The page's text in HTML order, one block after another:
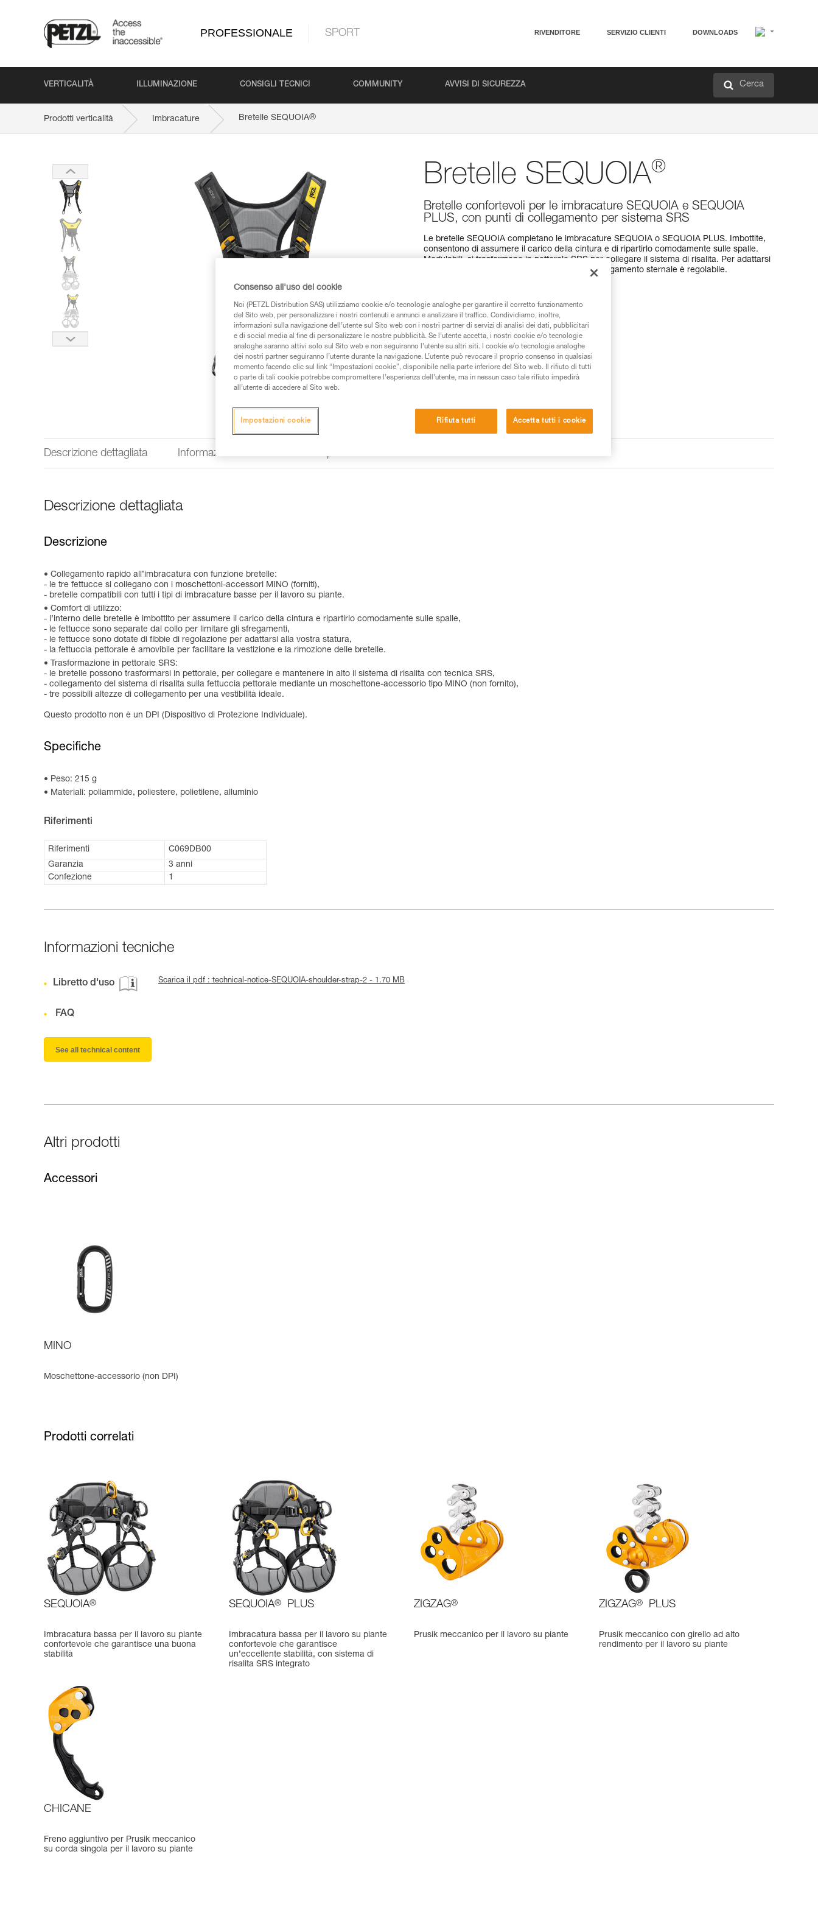
PROFESSIONALE SPORT RIVENDITORE SERVIZIO CLIENTI DOWNLOADS
VERTICALITÀ ILLUMINAZIONE CONSIGLI TECNICI COMMUNITY AVVISI DI SICUREZZA Cerca
Prodotti verticalità Imbracature Bretelle SEQUOIA®
Bretelle SEQUOIA®
Bretelle confortevoli per le imbracature SEQUOIA e SEQUOIA
PLUS, con punti di collegamento per sistema SRS
Le bretelle SEQUOIA completano le imbracature SEQUOIA o SEQUOIA PLUS. Imbottite,
consentono di assumere il carico della cintura e di ripartirlo comodamente sulle spalle.
Modulabili, si trasformano in pettorale SRS per collegare il sistema di risalita. Per adattarsi
al meglio alla vostra morfologia, l’altezza di collegamento sternale è regolabile.
Trova un rivenditore
Descrizione dettagliata Informazioni tecniche Altri prodotti
Descrizione dettagliata
Descrizione
Collegamento rapido all’imbracatura con funzione bretelle:
- le tre fettucce si collegano con i moschettoni-accessori MINO (forniti),
- bretelle compatibili con tutti i tipi di imbracature basse per il lavoro su piante.
Comfort di utilizzo:
- l’interno delle bretelle è imbottito per assumere il carico della cintura e ripartirlo comodamente sulle spalle,
- le fettucce sono separate dal collo per limitare gli sfregamenti,
- le fettucce sono dotate di fibbie di regolazione per adattarsi alla vostra statura,
- la fettuccia pettorale è amovibile per facilitare la vestizione e la rimozione delle bretelle.
Trasformazione in pettorale SRS:
- le bretelle possono trasformarsi in pettorale, per collegare e mantenere in alto il sistema di risalita con tecnica SRS,
- collegamento del sistema di risalita sulla fettuccia pettorale mediante un moschettone-accessorio tipo MINO (non fornito),
- tre possibili altezze di collegamento per una vestibilità ideale.
Questo prodotto non è un DPI (Dispositivo di Protezione Individuale).
Specifiche
Peso: 215 g
Materiali: poliammide, poliestere, polietilene, alluminio
Riferimenti
Riferimenti
C069DB00
Garanzia
3 anni
Confezione
1
Informazioni tecniche
Libretto d'uso Scarica il pdf : technical-notice-SEQUOIA-shoulder-strap-2 - 1.70 MB
FAQ
See all technical content
Altri prodotti
Accessori
MINO
Moschettone-accessorio (non DPI)
Prodotti correlati
SEQUOIA®
Imbracatura bassa per il lavoro su piante
confortevole che garantisce una buona
stabilità
SEQUOIA® PLUS
Imbracatura bassa per il lavoro su piante
confortevole che garantisce
un’eccellente stabilità, con sistema di
risalita SRS integrato
ZIGZAG®
Prusik meccanico per il lavoro su piante
ZIGZAG® PLUS
Prusik meccanico con girello ad alto
rendimento per il lavoro su piante
CHICANE
Freno aggiuntivo per Prusik meccanico
su corda singola per il lavoro su piante
Consenso all'uso dei cookie
Noi (PETZL Distribution SAS) utilizziamo cookie e/o tecnologie analoghe per garantire il corretto funzionamento
del Sito web, per personalizzare i nostri contenuti e annunci e analizzare il traffico. Condividiamo, inoltre,
informazioni sulla navigazione dell’utente sul Sito web con i nostri partner di servizi di analisi dei dati, pubblicitari
e di social media al fine di personalizzare le nostre pubblicità. Se l’utente accetta, i nostri cookie e/o tecnologie
analoghe saranno attivi solo sul Sito web e non seguiranno l’utente su altri siti. I cookie e/o tecnologie analoghe
dei nostri partner seguiranno l’utente durante la navigazione. L’utente può revocare il proprio consenso in qualsiasi
momento facendo clic sul link “Impostazioni cookie”, disponibile nella parte inferiore del Sito web. Il rifiuto di tutti
o parte di tali cookie potrebbe compromettere l’esperienza dell’utente, ma in nessun caso tale rifiuto impedirà
all’utente di accedere al Sito web.
Rifiuta tutti Accetta tutti i cookie
Impostazioni cookie